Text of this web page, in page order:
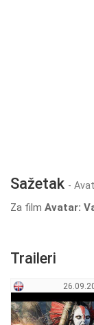
Sažetak -
Za film Avatar:
Traileri